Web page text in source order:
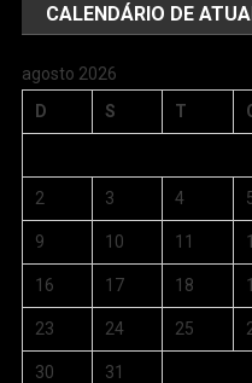
CALENDÁRIO DE
agosto 2026
D
S T
2 3 4
9 10 11
16 17 18
23 24 25
30 31